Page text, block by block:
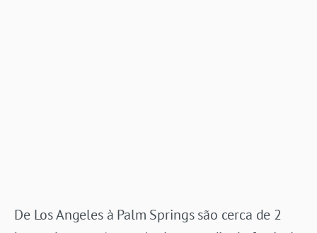
De Los Angeles à Palm Springs são cerca de 2